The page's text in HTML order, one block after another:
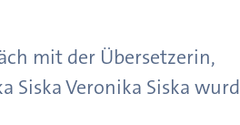
mit der Übersetzerin,
Veronika Siska